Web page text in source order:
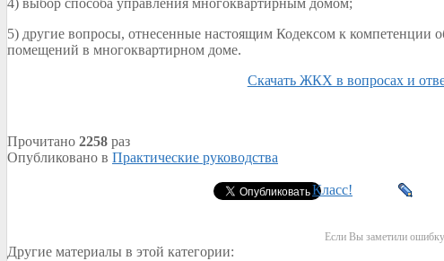
5) другие вопросы, отнесенные настоящим Кодексом к компетенции
помещений в многоквартирном доме.
Скачать ЖКХ в вопросах и
Прочитано 2258 раз
Опубликовано в Практические руководства
Класс!
Если Вы заметили
Другие материалы в этой категории: